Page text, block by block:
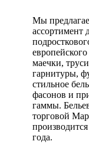
Мы
ассортимент
европейского
маечки,
гарнитуры,
стильное
фасонов и
гаммы.
торговой
года.